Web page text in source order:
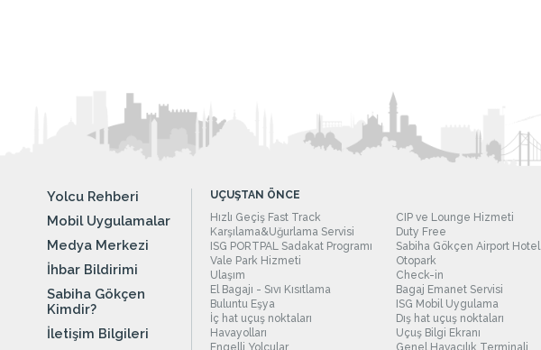
Yolcu Rehberi
Mobil Uygulamalar
Medya Merkezi
İhbar Bildirimi
Sabiha Gökçen
Kimdir?
İletişim Bilgileri
UÇUŞTAN ÖNCE
Hızlı Geçiş Fast Track
CIP ve Lounge Hizmeti
Karşılama&Uğurlama Servisi
Duty Free
ISG PORTPAL Sadakat Programı
Sabiha Gökçen Airport Hotel
Vale Park Hizmeti
Otopark
Ulaşım
Check-in
El Bagajı - Sıvı Kısıtlama
Bagaj Emanet Servisi
Buluntu Eşya
ISG Mobil Uygulama
İç hat uçuş noktaları
Dış hat uçuş noktaları
Havayolları
Uçuş Bilgi Ekranı
Engelli Yolcular
Genel Havacılık Terminali